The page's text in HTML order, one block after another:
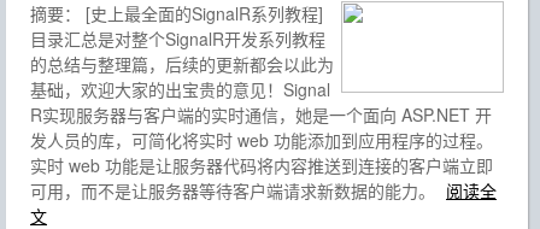
摘要： [史上最全面的SignalR系列教程]
目录汇总是对整个SignalR开发系列教程
的总结与整理篇，后续的更新都会以此为
基础，欢迎大家的出宝贵的意见！Signal
R实现服务器与客户端的实时通信，她是一个面向 ASP.NET 开
发人员的库，可简化将实时 web 功能添加到应用程序的过程。
实时 web 功能是让服务器代码将内容推送到连接的客户端立即
可用，而不是让服务器等待客户端请求新数据的能力。
阅读全
文